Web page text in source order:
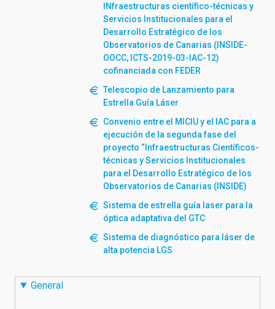
INfraestructuras científico-técnicas y
Servicios Institucionales para el
Desarrollo Estratégico de los
Observatorios de Canarias (INSIDE-
OOCC, ICTS-2019-03-IAC-12)
cofinanciada con FEDER
Telescopio de Lanzamiento para
Estrella Guía Láser
Convenio entre el MICIU y el IAC para a
ejecución de la segunda fase del
proyecto “Infraestructuras Científicos-
técnicas y Servicios Institucionales
para el Desarrollo Estratégico de los
Observatorios de Canarias (INSIDE)
Sistema de estrella guía laser para la
óptica adaptativa del GTC
Sistema de diagnóstico para láser de
alta potencia LGS
General